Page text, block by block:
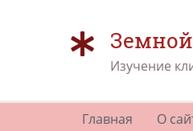
Изучение
Главная О